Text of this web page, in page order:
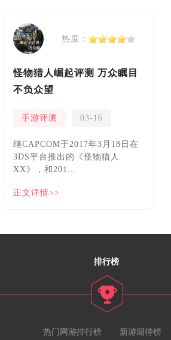
热度：
怪物猎人崛起评测 万众瞩目
不负众望
手游评测 03-16
继CAPCOM于2017年3月18日在
3DS平台推出的《怪物猎人
XX》，和201...
正文详情>>
排行榜
热门网游排行榜 新游期待榜